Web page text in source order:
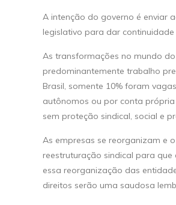
A intenção do governo é enviar
legislativo para dar
As transformações no mundo
predominantemente trabalho
Brasil, somente 10% foram
autônomos ou por conta
sem proteção sindical, social e
As empresas se reorganizam e
reestruturação sindical para
essa reorganização das
direitos serão uma saudosa